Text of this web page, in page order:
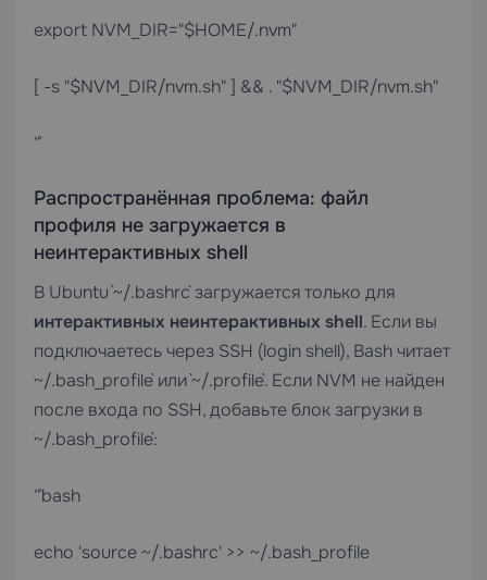
export NVM_DIR="$HOME/.nvm"
[ -s "$NVM_DIR/nvm.sh" ] && . "$NVM_DIR/nvm.sh"
“`
Распространённая проблема: файл
профиля не загружается в
неинтерактивных shell
В Ubuntu `~/.bashrc` загружается только для
интерактивных неинтерактивных shell. Если вы
подключаетесь через SSH (login shell), Bash читает
`~/.bash_profile` или `~/.profile`. Если NVM не найден
после входа по SSH, добавьте блок загрузки в
`~/.bash_profile`:
“`bash
echo 'source ~/.bashrc' >> ~/.bash_profile